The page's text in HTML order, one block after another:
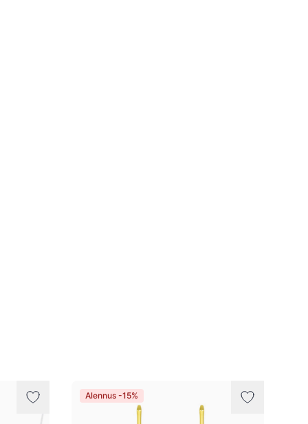
Alennus -15%